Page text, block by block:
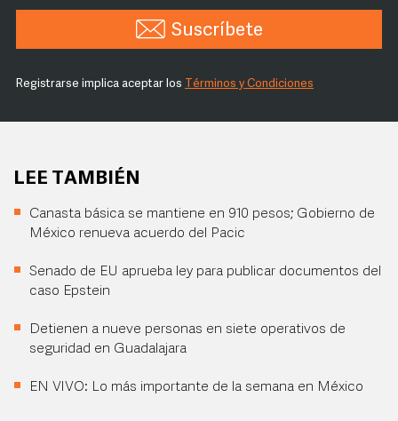
Suscríbete
Registrarse implica aceptar los Términos y Condiciones
LEE TAMBIÉN
Canasta básica se mantiene en 910 pesos; Gobierno de
México renueva acuerdo del Pacic
Senado de EU aprueba ley para publicar documentos del
caso Epstein
Detienen a nueve personas en siete operativos de
seguridad en Guadalajara
EN VIVO: Lo más importante de la semana en México